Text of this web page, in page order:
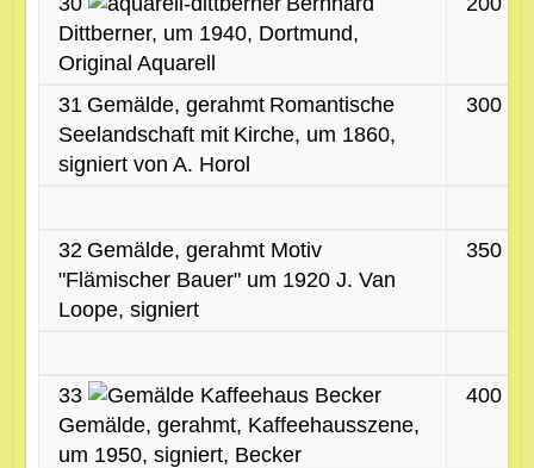
Dittberner, um 1940, Dortmund,
Original Aquarell
31 Gemälde, gerahmt Romantische
Seelandschaft mit Kirche, um 1860,
signiert von A. Horol
300 €
32 Gemälde, gerahmt Motiv
"Flämischer Bauer" um 1920 J. Van
Loope, signiert
350 €
33
Gemälde, gerahmt, Kaffeehausszene,
um 1950, signiert, Becker
400 €